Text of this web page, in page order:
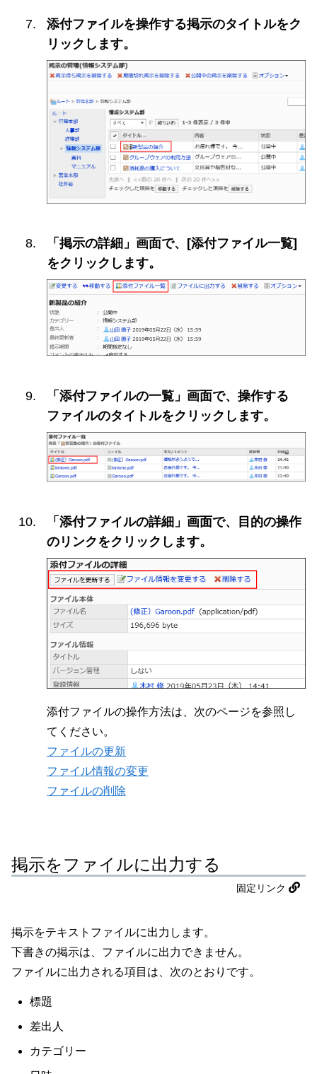
添付ファイルを操作する掲示のタイトルをク
リックします。
「掲示の詳細」画面で、[添付ファイル一覧]
をクリックします。
「添付ファイルの一覧」画面で、操作する
ファイルのタイトルをクリックします。
「添付ファイルの詳細」画面で、目的の操作
のリンクをクリックします。
添付ファイルの操作方法は、次のページを参照し
てください。
ファイルの更新
ファイル情報の変更
ファイルの削除
掲示をファイルに出力する
固定リンク
掲示をテキストファイルに出力します。
下書きの掲示は、ファイルに出力できません。
ファイルに出力される項目は、次のとおりです。
標題
差出人
カテゴリー